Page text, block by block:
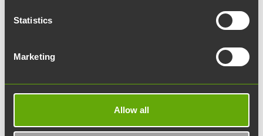
Statistics
Marketing
Allow all
– Jos yritys haluaa menestyä pitkäjänteisesti, sen
pitää lukea herkästi ympäristön muutoksia ja olla
tilanteeseen, miettii toimitusjohtaja Esa Harju.
– Yrityksemme laajentuminen Pohjois-
Amerikkaan liittyy juuri tähän. Emme tehneet sitä
vain siksi, että haluamme kasvaa. Pitkällä